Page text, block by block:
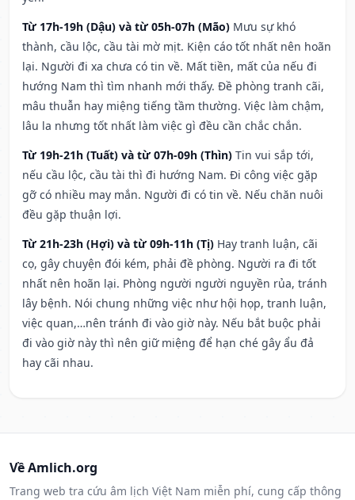
Từ 17h-19h (Dậu) và từ 05h-07h (Mão) Mưu sự khó
thành, cầu lộc, cầu tài mờ mịt. Kiện cáo tốt nhất nên hoãn
lại. Người đi xa chưa có tin về. Mất tiền, mất của nếu đi
hướng Nam thì tìm nhanh mới thấy. Đề phòng tranh cãi,
mâu thuẫn hay miệng tiếng tầm thường. Việc làm chậm,
lâu la nhưng tốt nhất làm việc gì đều cần chắc chắn.
Từ 19h-21h (Tuất) và từ 07h-09h (Thìn) Tin vui sắp tới,
nếu cầu lộc, cầu tài thì đi hướng Nam. Đi công việc gặp
gỡ có nhiều may mắn. Người đi có tin về. Nếu chăn nuôi
đều gặp thuận lợi.
Từ 21h-23h (Hợi) và từ 09h-11h (Tị) Hay tranh luận, cãi
cọ, gây chuyện đói kém, phải đề phòng. Người ra đi tốt
nhất nên hoãn lại. Phòng người người nguyền rủa, tránh
lây bệnh. Nói chung những việc như hội họp, tranh luận,
việc quan,…nên tránh đi vào giờ này. Nếu bắt buộc phải
đi vào giờ này thì nên giữ miệng để hạn ché gây ẩu đả
hay cãi nhau.
Về Amlich.org
Trang web tra cứu âm lịch Việt Nam miễn phí, cung cấp thông